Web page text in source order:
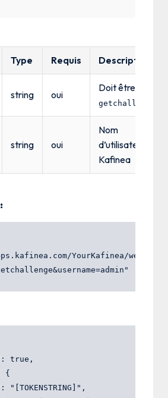
Type Requis Description
string oui
Doit être
getchallenge
string oui
Nom
d’utilisateur
Kafinea
YourKafinea/